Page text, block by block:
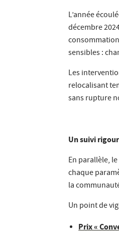
L’année
décembre
sensibles :
Les
relocalisant
sans rupture
Un suivi
En parallèle,
chaque
la
Un point de
Prix «